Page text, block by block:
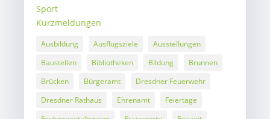
Sport
Kurzmeldungen
Ausbildung Ausflugsziele
Ausstellungen
Baustellen
Bibliotheken Bildung
Brunnen
Brücken
Bürgeramt
Dresdner Feuerwehr
Dresdner Rathaus
Ehrenamt
Feiertage